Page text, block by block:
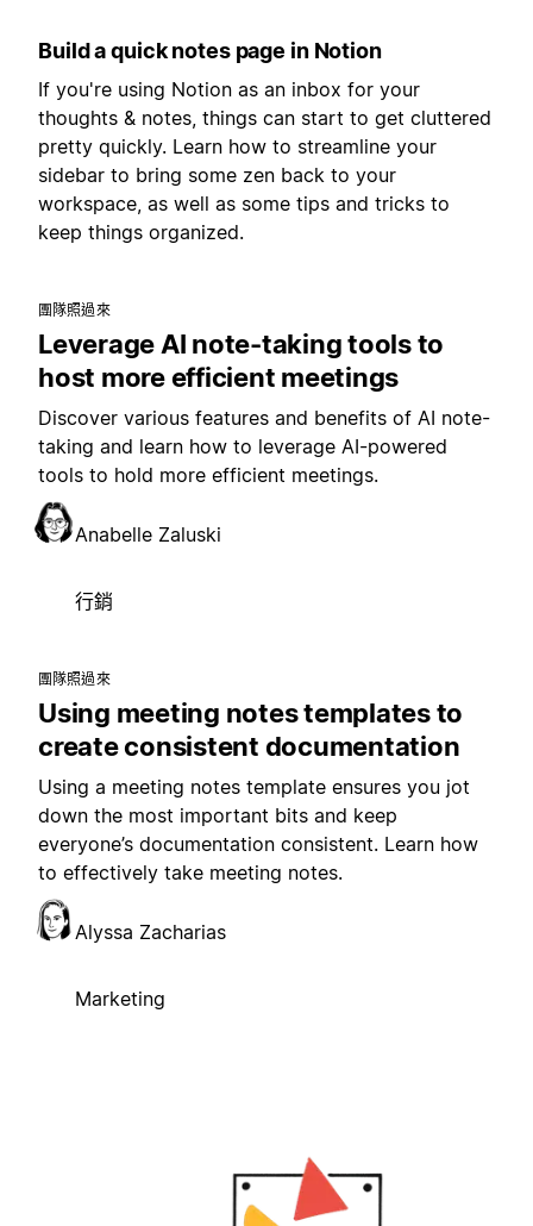
Build a quick notes page in Notion
If you're using Notion as an inbox for your
thoughts & notes, things can start to get cluttered
pretty quickly. Learn how to streamline your
sidebar to bring some zen back to your
workspace, as well as some tips and tricks to
keep things organized.
團隊照過來
Leverage AI note-taking tools to
host more efficient meetings
Discover various features and benefits of AI note-
taking and learn how to leverage AI-powered
tools to hold more efficient meetings.
Anabelle Zaluski
行銷
團隊照過來
Using meeting notes templates to
create consistent documentation
Using a meeting notes template ensures you jot
down the most important bits and keep
everyone’s documentation consistent. Learn how
to effectively take meeting notes.
Alyssa Zacharias
Marketing